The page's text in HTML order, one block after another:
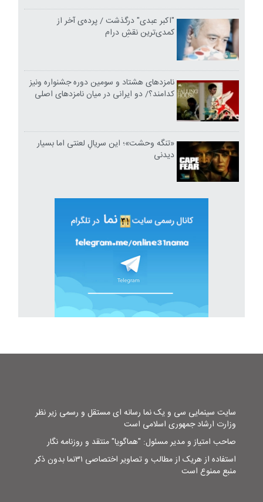
"اکبر عبدی" درگذشت / پرده‌ی آخر از
کمدی‌ترین نقشِ درام
نامزدهای هشتاد و سومین دوره جشنواره ونیز
کدامند؟/ دو ایرانی در میان نامزدهای اصلی
«تنگه وحشت»؛ این سریالِ لعنتی اما بسیار
دیدنی
سایت سینمایی سی و یک نما رسانه ای مستقل و رسمی زیر نظر
وزارت ارشاد جمهوری اسلامی است
صاحب امتیاز و مدیر مسئول: "هماگویا" منتقد و روزنامه نگار
استفاده از هریک از مطالب و تصاویر اختصاصی ۳۱نما بدون ذکر
منبع ممنوع است